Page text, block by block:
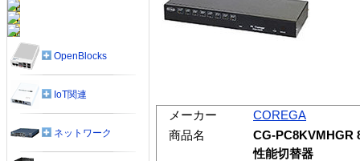
メーカー
COREGA
商品名
CG-PC8KVMHGR
性能切替器
OpenBlocks
IoT関連
ネットワーク